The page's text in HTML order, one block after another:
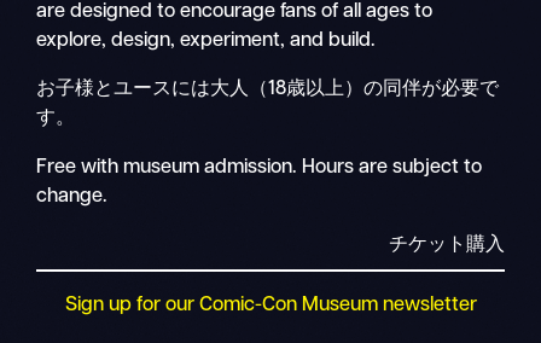
are designed to encourage fans of all ages to
explore, design, experiment, and build.
お子様とユースには大人（18歳以上）の同伴が必要で
す。
Free with museum admission. Hours are subject to
change.
チケット購入
Sign up for our Comic-Con Museum newsletter